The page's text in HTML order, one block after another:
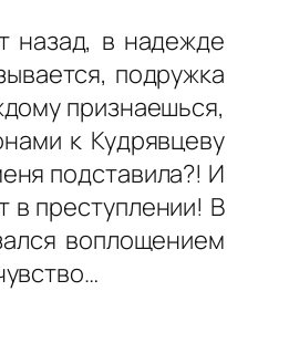
назад, в надежде
подружка
признаешься,
к Кудрявцеву
подставила?! И
в преступлении! В
воплощением